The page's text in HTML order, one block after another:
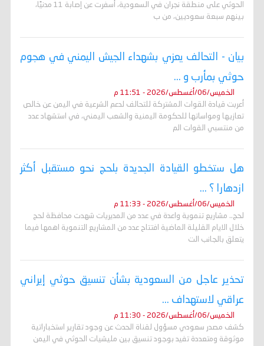
الحوثي على منطقة نجران في السعودية، أسفرت عن إصابة 11 مدنيًا،
بينهم سبعة سعوديين، من ب
بيان - التحالف يعزي بشهداء الجيش اليمني في هجوم
حوثي بمأرب و ...
الخميس/06/أغسطس/2026 - 11:51 م
أعربت قيادة القوات المشتركة للتحالف لدعم الشرعية في اليمن عن خالص
تعازيها ومواساتها للحكومة اليمنية والشعب اليمني، في استشهاد عدد
من منتسبي القوات الم
هل ستخطو القيادة الجديدة بلحج نحو مستقبل أكثر
ازدهارا ؟ ...
الخميس/06/أغسطس/2026 - 11:33 م
لحج.. مشاريع تنموية واعدة في عدد من المديريات شهدت محافظة لحج
خلال الايام القليلة الماضية افتتاح عدد من المشاريع التنموية اهمها فيما
يتعلق بالجانب الت
تحذير عاجل من السعودية بشأن تنسيق حوثي إيراني
عراقي لاستهداف ...
الخميس/06/أغسطس/2026 - 11:30 م
كشف مصدر سعودي مسؤول لقناة الحدث عن وجود تقارير استخباراتية
موثوقة ومتعددة تفيد بوجود تنسيق بين مليشيات الحوثي في اليمن